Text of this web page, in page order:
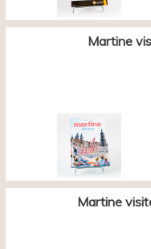
Martine
Martine